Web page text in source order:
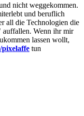
nicht weggekommen.
und beruflich
all die Technologien die
auffallen. Wenn ihr mir
lassen wollt,
tun